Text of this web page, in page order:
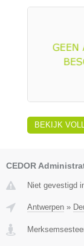
BEKIJK
CEDOR
Niet gevestigd
Antwerpen »